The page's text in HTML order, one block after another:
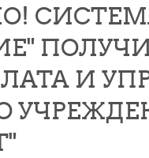
И